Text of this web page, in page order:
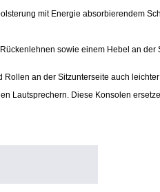
mit Energie absorbierendem
sowie einem Hebel an
an der Sitzunterseite auch
Lautsprechern. Diese Konsolen